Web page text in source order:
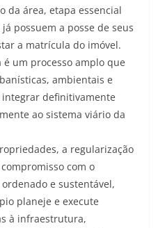
da área, etapa essencial
possuem a posse de seus
a matrícula do imóvel.
um processo amplo que
ambientais e
definitivamente
ao sistema viário da
a regularização
com o
e sustentável,
planeje e execute
à infraestrutura,